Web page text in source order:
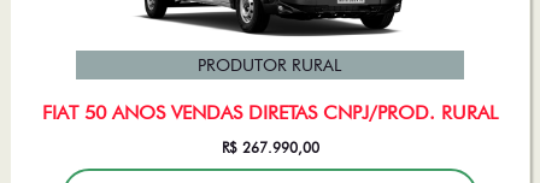
FIAT 50 ANOS VENDAS DIRETAS CNPJ/PROD. RURAL
PRODUTOR RURAL
R$ 267.990,00